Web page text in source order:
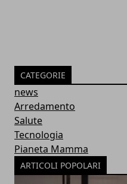
CATEGORIE
news
Arredamento
Salute
Tecnologia
Pianeta Mamma
ARTICOLI POPOLARI